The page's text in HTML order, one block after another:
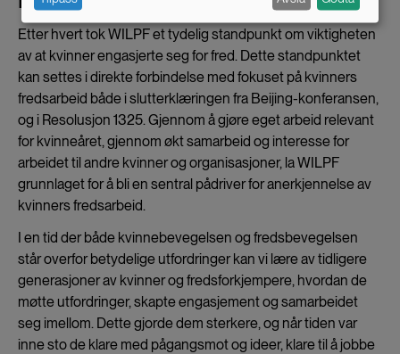
Etter hvert tok WILPF et tydelig standpunkt om viktigheten
av at kvinner engasjerte seg for fred. Dette standpunktet
kan settes i direkte forbindelse med fokuset på kvinners
fredsarbeid både i slutterklæringen fra Beijing-konferansen,
og i Resolusjon 1325. Gjennom å gjøre eget arbeid relevant
for kvinneåret, gjennom økt samarbeid og interesse for
arbeidet til andre kvinner og organisasjoner, la WILPF
grunnlaget for å bli en sentral pådriver for anerkjennelse av
kvinners fredsarbeid.
I en tid der både kvinnebevegelsen og fredsbevegelsen
står overfor betydelige utfordringer kan vi lære av tidligere
generasjoner av kvinner og fredsforkjempere, hvordan de
møtte utfordringer, skapte engasjement og samarbeidet
seg imellom. Dette gjorde dem sterkere, og når tiden var
inne sto de klare med pågangsmot og ideer, klare til å jobbe
data
and
cookies